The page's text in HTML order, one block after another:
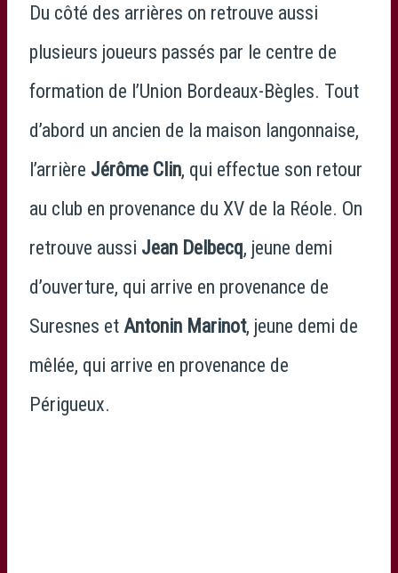
Du côté des arrières on retrouve aussi
plusieurs joueurs passés par le centre de
formation de l’Union Bordeaux-Bègles. Tout
d’abord un ancien de la maison langonnaise,
l’arrière Jérôme Clin, qui effectue son retour
au club en provenance du XV de la Réole. On
retrouve aussi Jean Delbecq, jeune demi
d’ouverture, qui arrive en provenance de
Suresnes et Antonin Marinot, jeune demi de
mêlée, qui arrive en provenance de
Périgueux.